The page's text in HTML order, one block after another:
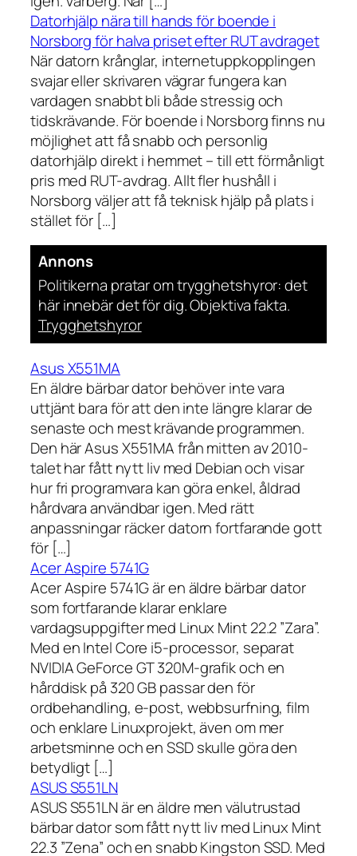
Datorhjälp nära till hands för boende i
Norsborg för halva priset efter RUT avdraget
När datorn krånglar, internetuppkopplingen
svajar eller skrivaren vägrar fungera kan
vardagen snabbt bli både stressig och
tidskrävande. För boende i Norsborg finns nu
möjlighet att få snabb och personlig
datorhjälp direkt i hemmet – till ett förmånligt
pris med RUT-avdrag. Allt fler hushåll i
Norsborg väljer att få teknisk hjälp på plats i
stället för […]
Annons
Politikerna pratar om trygghetshyror: det
här innebär det för dig. Objektiva fakta.
Trygghetshyror
Asus X551MA
En äldre bärbar dator behöver inte vara
uttjänt bara för att den inte längre klarar de
senaste och mest krävande programmen.
Den här Asus X551MA från mitten av 2010-
talet har fått nytt liv med Debian och visar
hur fri programvara kan göra enkel, åldrad
hårdvara användbar igen. Med rätt
anpassningar räcker datorn fortfarande gott
för […]
Acer Aspire 5741G
Acer Aspire 5741G är en äldre bärbar dator
som fortfarande klarar enklare
vardagsuppgifter med Linux Mint 22.2 ”Zara”.
Med en Intel Core i5-processor, separat
NVIDIA GeForce GT 320M-grafik och en
hårddisk på 320 GB passar den för
ordbehandling, e-post, webbsurfning, film
och enklare Linuxprojekt, även om mer
arbetsminne och en SSD skulle göra den
betydligt […]
ASUS S551LN
ASUS S551LN är en äldre men välutrustad
bärbar dator som fått nytt liv med Linux Mint
22.3 ”Zena” och en snabb Kingston SSD. Med